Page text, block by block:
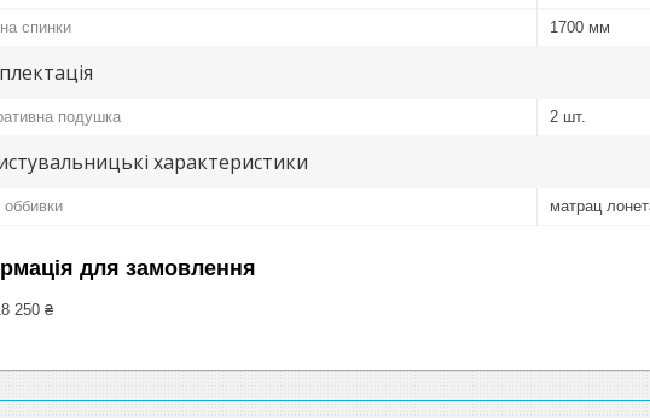
спинки 1700 мм
подушка 2 шт.
характеристики
оббивки матрац
для замовлення
250 ₴